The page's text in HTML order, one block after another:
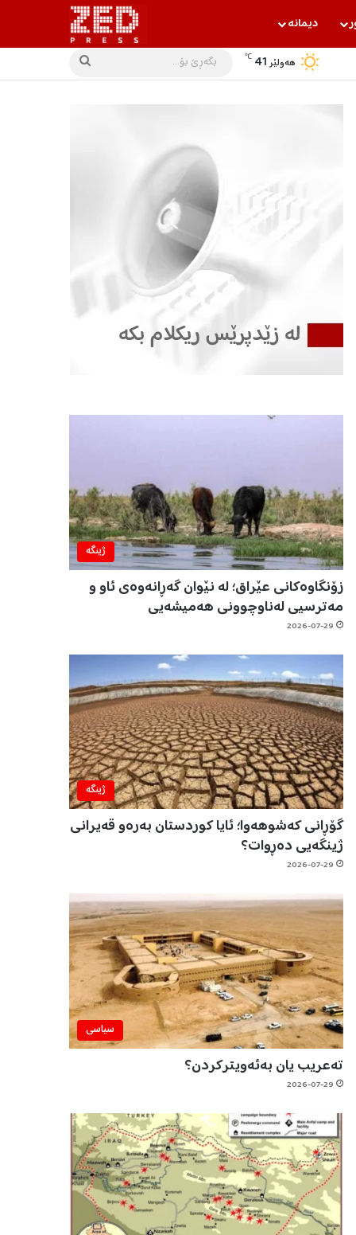
دیمانه‌
هه‌ولێر 41
℃
ژینگه‌
زۆنگاوەکانی عێراق؛ لە نێوان گەڕانەوەی ئاو و
مەترسیی لەناوچوونی هەمیشەیی
2026-07-29
ژینگه‌
گۆڕانی کەشوهەوا؛ ئایا کوردستان بەرەو قەیرانی
ژینگەیی دەڕوات؟
2026-07-29
سیاسی
تەعریب یان بەئەویترکردن؟
2026-07-29